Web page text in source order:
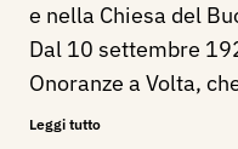
e nella Chiesa del
Dal 10 settembre
Onoranze a Volta,
Carducci di Como,
Leggi tutto